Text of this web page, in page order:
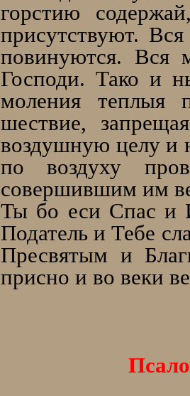
горстию
присутствуют.
повинуются. Вся
Господи. Тако и
моления теплыя
шествие,
воздушную целу и
по воздуху
совершившим им
Ты бо еси Спас и
Податель и Тебе
Пресвятым и
присно и во веки